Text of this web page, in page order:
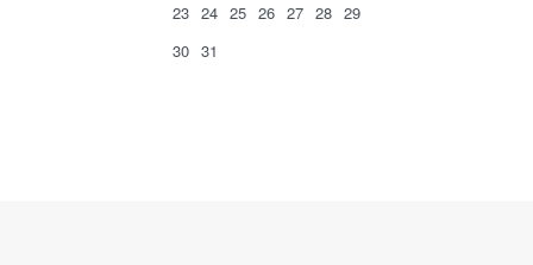
23 24 25 26 27 28 29
30 31